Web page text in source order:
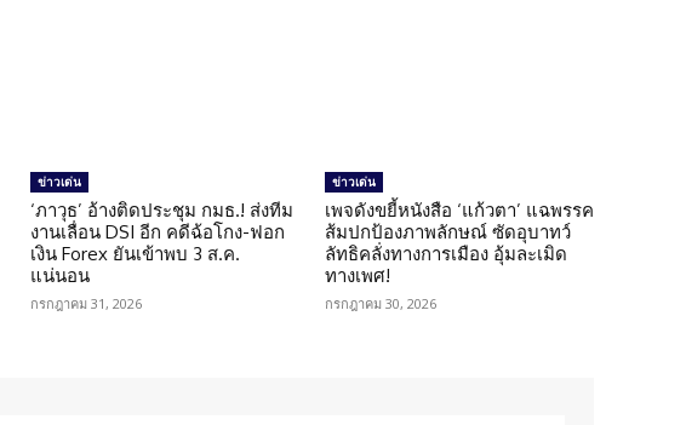
ข่าวเด่น
‘ภาวุธ’ อ้างติดประชุม กมธ.! ส่งทีม
งานเลื่อน DSI อีก คดีฉ้อโกง-ฟอก
เงิน Forex ยันเข้าพบ 3 ส.ค.
แน่นอน
กรกฎาคม 31, 2026
ข่าวเด่น
เพจดังขยี้หนังสือ ‘แก้วตา’ แฉพรรค
ส้มปกป้องภาพลักษณ์ ซัดอุบาทว์
ลัทธิคลั่งทางการเมือง อุ้มละเมิด
ทางเพศ!
กรกฎาคม 30, 2026